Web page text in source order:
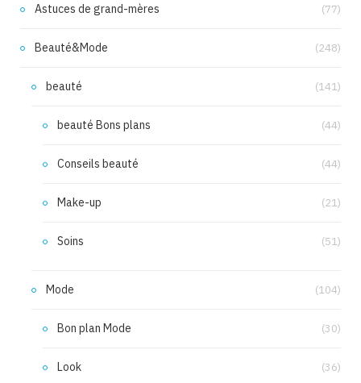
Astuces de grand-mères (77)
Beauté&Mode (248)
beauté (141)
beauté Bons plans (44)
Conseils beauté (44)
Make-up (21)
Soins (51)
Mode (104)
Bon plan Mode (30)
Look (36)